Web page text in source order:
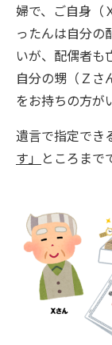
婦で、ご自身（
ったんは自分の
いが、配偶者も
自分の甥（Ｚさ
をお持ちの方が
遺言で指定でき
す」 ところまで